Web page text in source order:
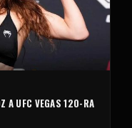
A UFC VEGAS 120-RA